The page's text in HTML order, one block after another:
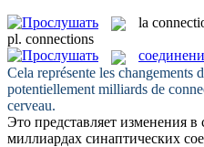
la
pl. connections
Cela représente les changements
potentiellement milliards de
cerveau.
Это представляет изменения
миллиардах синаптических